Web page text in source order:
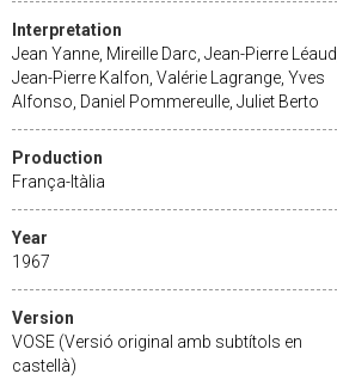
Interpretation
Jean Yanne, Mireille Darc, Jean-Pierre Léaud,
Jean-Pierre Kalfon, Valérie Lagrange, Yves
Alfonso, Daniel Pommereulle, Juliet Berto
Production
França-Itàlia
Year
1967
Version
VOSE (Versió original amb subtítols en
castellà)